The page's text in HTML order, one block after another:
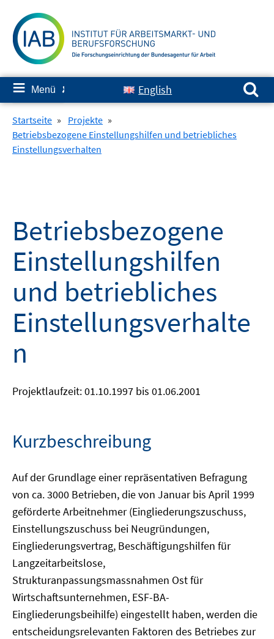
zum
Inhalt
≡ Menü ✘ English
Suchen nach:
Startseite » Projekte »
Betriebsbezogene Einstellungshilfen und betriebliches
Einstellungsverhalten
Betriebsbezogene
Einstellungshilfen
und betriebliches
Einstellungsverhalte
n
Projektlaufzeit: 01.10.1997 bis 01.06.2001
Kurzbeschreibung
Auf der Grundlage einer repräsentativen Befragung
von ca. 3000 Betrieben, die von Januar bis April 1999
geförderte Arbeitnehmer (Eingliederungszuschuss,
Einstellungszuschuss bei Neugründungen,
Eingliederungsvertrag, Beschäftigungshilfen für
Langzeitarbeitslose,
Strukturanpassungsmassnahmen Ost für
Wirtschaftsunternehmen, ESF-BA-
Eingliederungsbeihilfe) eingestellt haben, werden die
entscheidungsrelevanten Faktoren des Betriebes zur